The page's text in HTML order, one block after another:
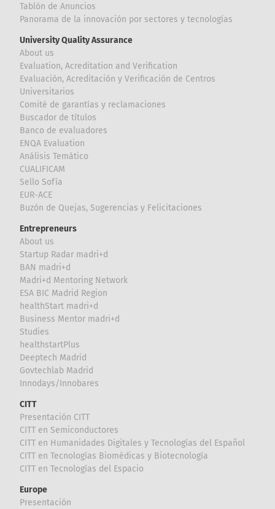
Tablón de Anuncios
Panorama de la innovación por sectores y tecnologías
University Quality Assurance
About us
Evaluation, Acreditation and Verification
Evaluación, Acreditación y Verificación de Centros
Universitarios
Comité de garantías y reclamaciones
Buscador de títulos
Banco de evaluadores
ENQA Evaluation
Análisis Temático
CUALIFICAM
Sello Sofía
EUR-ACE
Buzón de Quejas, Sugerencias y Felicitaciones
Entrepreneurs
About us
Startup Radar madri+d
BAN madri+d
Madri+d Mentoring Network
ESA BIC Madrid Region
healthStart madri+d
Business Mentor madri+d
Studies
healthstartPlus
Deeptech Madrid
Govtechlab Madrid
Innodays/Innobares
CITT
Presentación CITT
CITT en Semiconductores
CITT en Humanidades Digitales y Tecnologías del Español
CITT en Tecnologías Biomédicas y Biotecnología
CITT en Tecnologías del Espacio
Europe
Presentación